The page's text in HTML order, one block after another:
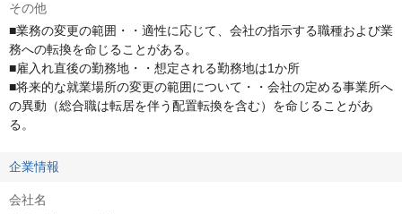
その他
■業務の変更の範囲・・適性に応じて、会社の指示する職種および業
務への転換を命じることがある。
■雇入れ直後の勤務地・・想定される勤務地は1か所
■将来的な就業場所の変更の範囲について・・会社の定める事業所へ
の異動（総合職は転居を伴う配置転換を含む）を命じることがあ
る。
企業情報
会社名